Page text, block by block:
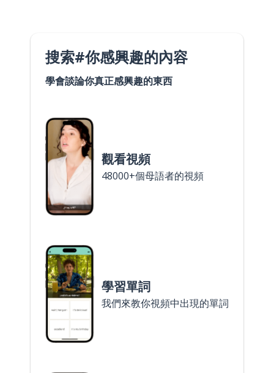
搜索#你感興趣的內容
學會談論你真正感興趣的東西
觀看視頻
48000+個母語者的視頻
學習單詞
我們來教你視頻中出現的單詞